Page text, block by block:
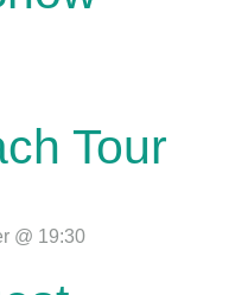
Tour
@ 19:30